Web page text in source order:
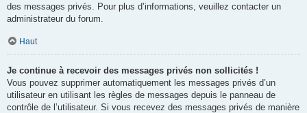
des messages privés. Pour plus d’informations, veuillez contacter un
administrateur du forum.
Haut
Je continue à recevoir des messages privés non sollicités !
Vous pouvez supprimer automatiquement les messages privés d’un
utilisateur en utilisant les règles de messages depuis le panneau de
contrôle de l’utilisateur. Si vous recevez des messages privés de manière